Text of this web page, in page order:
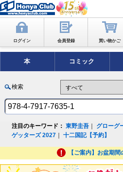
ログイン 会員登録 買い物かご
本 コミック
検索
注目のキーワード： 東野圭吾 グローグ
ゲッターズ 2027 ｜十二国記【予約】
【ご案内】お盆期